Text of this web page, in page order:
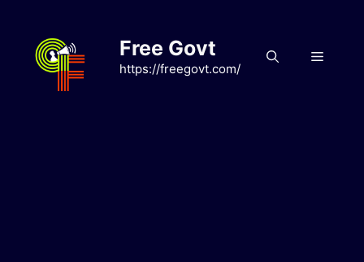
content
Free Govt
https://freegovt.com/
Menu